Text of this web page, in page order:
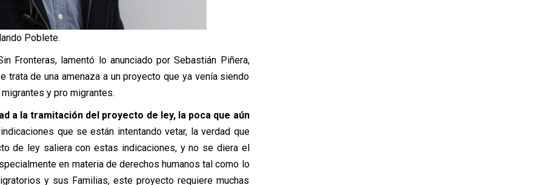
Poblete.
Fronteras, lamentó lo anunciado por Sebastián Piñera,
de una amenaza a un proyecto que ya venía siendo
y pro migrantes.
a la tramitación del proyecto de ley, la poca que aún
que se están intentando vetar, la verdad que
de ley saliera con estas indicaciones, y no se diera el
en materia de derechos humanos tal como lo
y sus Familias, este proyecto requiere muchas